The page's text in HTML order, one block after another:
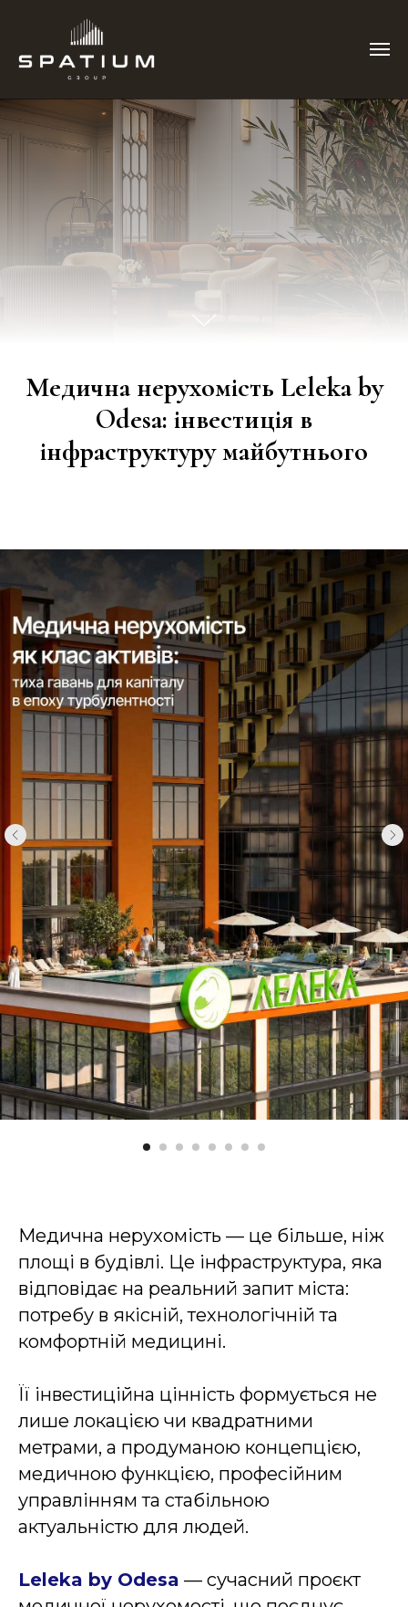
Медична нерухомість Leleka by
Odesa: інвестиція в
інфраструктуру майбутнього
Медична нерухомість — це більше, ніж
площі в будівлі. Це інфраструктура, яка
відповідає на реальний запит міста:
потребу в якісній, технологічній та
комфортній медицині.
Її інвестиційна цінність формується не
лише локацією чи квадратними
метрами, а продуманою концепцією,
медичною функцією, професійним
управлінням та стабільною
актуальністю для людей.
Leleka by Odesa — сучасний проєкт